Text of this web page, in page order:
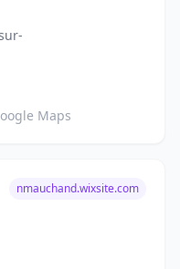
Maps
nmauchand.wixsite.com